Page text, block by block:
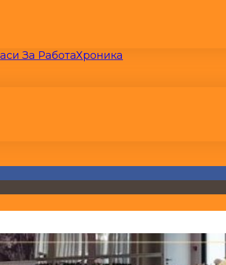
За РаботаХроника